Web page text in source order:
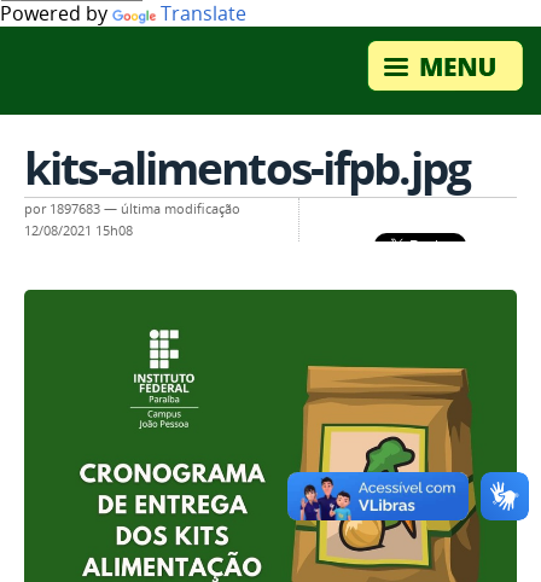
Powered by Translate
kits-alimentos-ifpb.jpg
por 1897683 — última modificação
12/08/2021 15h08